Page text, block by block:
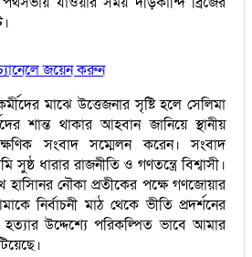
জয়েন করুন
মাঝে উত্তেজনার সৃষ্টি হলে সেলিমা
শান্ত থাকার আহবান জানিয়ে স্থানীয়
সংবাদ সম্মেলন করেন। সংবাদ
ধারার রাজনীতি ও গণতন্ত্রে বিশ্বাসী।
নৌকা প্রতীকের পক্ষে গণজোয়ার
নির্বাচনী মাঠ থেকে ভীতি প্রদর্শনের
উদ্দেশ্যে পরিকল্পিত ভাবে আমার